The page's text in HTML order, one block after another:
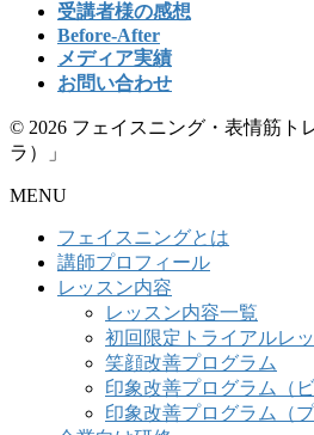
受講者様の感想
Before-After
メディア実績
お問い合わせ
© 2026 フェイスニング・表情筋ト
ラ）」
MENU
フェイスニングとは
講師プロフィール
レッスン内容
レッスン内容一覧
初回限定トライアルレ
笑顔改善プログラム
印象改善プログラム（ビ
印象改善プログラム（